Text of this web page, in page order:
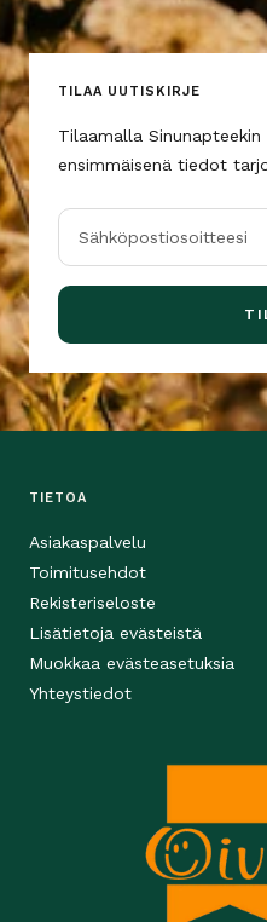
TILAA UUTISKIRJE
Tilaamalla
ensimmäisenä tiedot
Sähköpostiosoitteesi
TIETOA
Asiakaspalvelu
Toimitusehdot
Rekisteriseloste
Lisätietoja evästeistä
Muokkaa evästeasetuksia
Yhteystiedot